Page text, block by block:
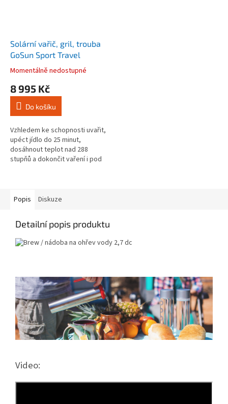
Solární vařič, gril, trouba
GoSun Sport Travel
Průměrné
produktu
3,6
5
hvězdiček.
Momentálně nedostupné
8 995 Kč
Do košíku
Vzhledem ke schopnosti uvařit,
upéct jídlo do 25 minut,
dosáhnout teplot nad 288
stupňů a dokončit vaření i pod
Popis
Diskuze
Detailní popis produktu
Video: